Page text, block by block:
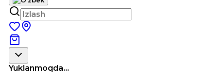
Yuklanmoqda...